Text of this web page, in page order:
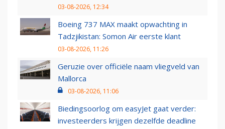
03-08-2026, 12:34
Boeing 737 MAX maakt opwachting in
Tadzjikistan: Somon Air eerste klant
03-08-2026, 11:26
Geruzie over officiële naam vliegveld van
Mallorca
03-08-2026, 11:06
Biedingsoorlog om easyJet gaat verder:
investeerders krijgen dezelfde deadline